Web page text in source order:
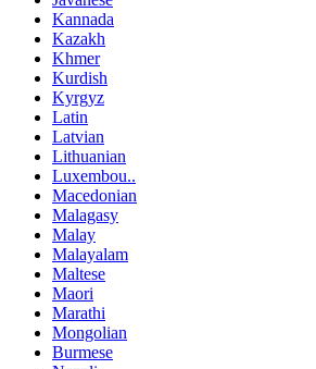
Kannada
Kazakh
Khmer
Kurdish
Kyrgyz
Latin
Latvian
Lithuanian
Luxembou..
Macedonian
Malagasy
Malay
Malayalam
Maltese
Maori
Marathi
Mongolian
Burmese